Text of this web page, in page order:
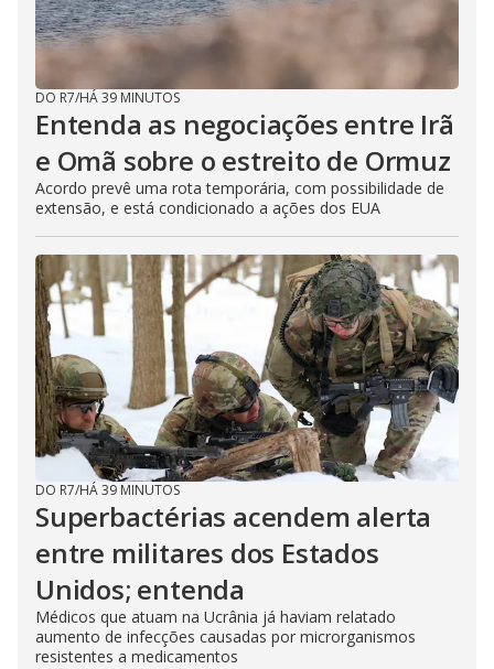
DO R7/HÁ 39 MINUTOS
Entenda as negociações entre Irã
e Omã sobre o estreito de Ormuz
Acordo prevê uma rota temporária, com possibilidade de
extensão, e está condicionado a ações dos EUA
DO R7/HÁ 39 MINUTOS
Superbactérias acendem alerta
entre militares dos Estados
Unidos; entenda
Médicos que atuam na Ucrânia já haviam relatado
aumento de infecções causadas por microrganismos
resistentes a medicamentos